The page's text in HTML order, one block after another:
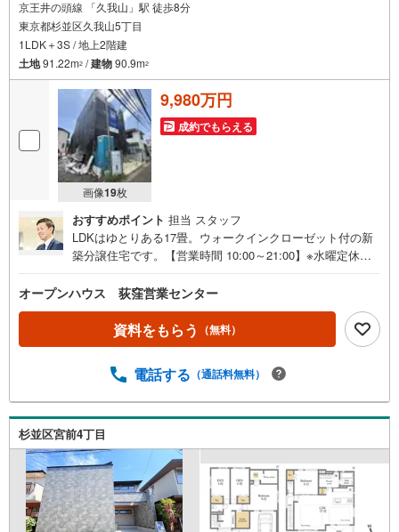
京王井の頭線 「久我山」駅 徒歩8分
東京都杉並区久我山5丁目
1LDK＋3S / 地上2階建
土地91.22m2 /建物90.9m2
画像19枚
9,980万円
成約でもらえる
おすすめポイント 担当 スタッフ
LDKはゆとりある17畳。ウォークインクローゼット付の新
築分譲住宅です。【営業時間 10:00～21:00】※水曜定休上
軽にご連絡ください！現地を見学される場合は「室内・現
地を見学する（無料）」ボタンよりご希望の日時をご記入
いただけますとスムーズにご案内が可能です。◎現地のご
案内について・平日や夜遅い時間帯もご案内が可能 ※定休
いたします。・車でご自宅や最寄り駅等、ご指定の場所ま
で送迎します。・チャイルドシートのご用意ございます。
◎個別FP相談会 無料物件のご紹介だけでなく住宅ロー
ン・資金のご相談、まずは家探しについて話を聞きたいと
いう方も大歓迎です！年間8000棟以上の限定物件を発表し
ているオープンハウスだから出会える物件が多数ございま
す。ぜひお気軽にご連絡・ご相談ください！※限定物件:当
社のみ、もしくは当社を含めた数社でのみご紹介可能なオ
ープンハウス・ディベロップメントの物件
オープンハウス 荻窪営業センター
資料をもらう （無料）
電話する （通話料無料）
杉並区宮前4丁目